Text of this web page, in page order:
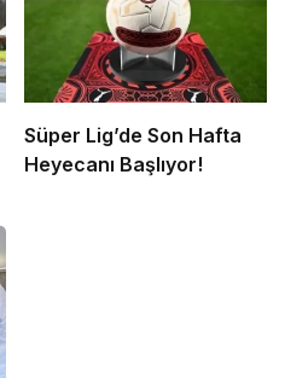
Süper Lig’de Son Hafta
Heyecanı Başlıyor!